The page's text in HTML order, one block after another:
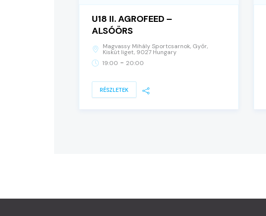
U18 II. AGROFEED –
ALSÓÖRS
Magvassy Mihály Sportcsarnok, Győr,
Kiskút liget, 9027 Hungary
19:00 - 20:00
RÉSZLETEK